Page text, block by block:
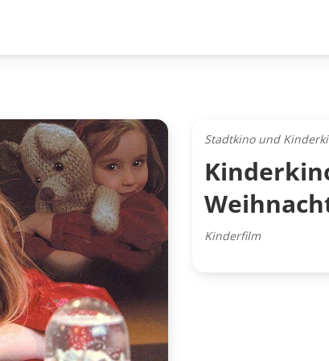
Stadtkino und
Kinderfilm